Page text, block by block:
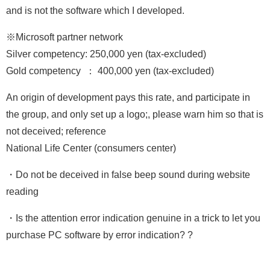
and is not the software which I developed.
※Microsoft partner network
Silver competency: 250,000 yen (tax-excluded)
Gold competency ： 400,000 yen (tax-excluded)
An origin of development pays this rate, and participate in
the group, and only set up a logo;, please warn him so that is
not deceived; reference
National Life Center (consumers center)
・Do not be deceived in false beep sound during website
reading
・Is the attention error indication genuine in a trick to let you
purchase PC software by error indication? ?